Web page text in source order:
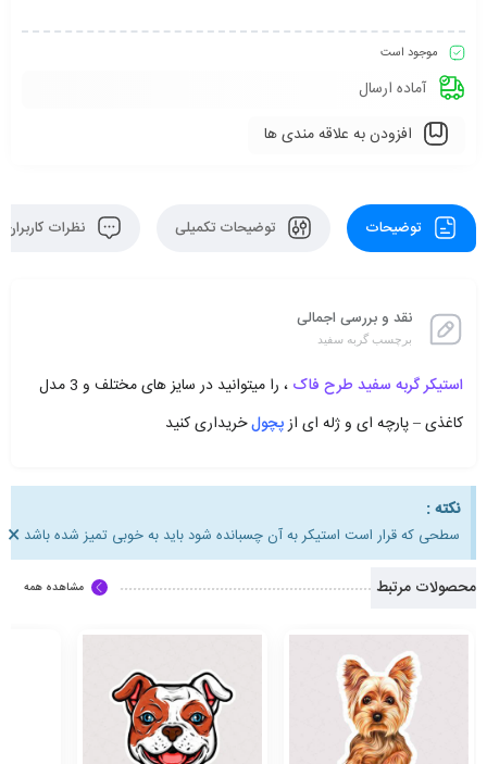
موجود است
آماده ارسال
افزودن به علاقه مندی ها
توضیحات توضیحات تکمیلی نظرات کاربران
نقد و بررسی اجمالی
برچسب گربه سفید
استیکر گربه سفید طرح فاک
، را میتوانید در سایز های مختلف و 3 مدل
کاغذی – پارچه ای و ژله ای ازپچولخریداری کنید
نکته :
سطحی که قرار است استیکر به آن چسبانده شود باید به خوبی تمیز شده باشد ×
محصولات مرتبط مشاهده همه